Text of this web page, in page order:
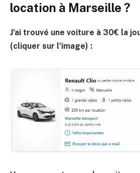
location à Marseille ?
J’ai trouvé une voiture à 30€ la
(cliquer sur l’image) :